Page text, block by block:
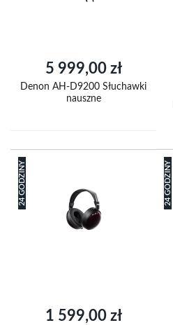
5 999,00 zł
Denon AH-D9200 Słuchawki
nauszne
24 GODZINY
1 599,00 zł
24 GODZINY